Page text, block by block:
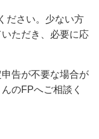
ださい。少ない方
ただき、必要に応
告が不要な場合が
のFPへご相談く